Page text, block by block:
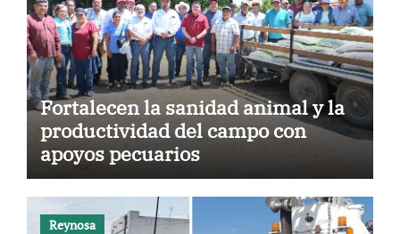
Fortalecen la sanidad animal y la
productividad del campo con
apoyos pecuarios
Reynosa